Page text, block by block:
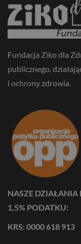
Fundacja Ziko dla
publicznego,
i ochrony zdrowia.
NASZE DZIAŁANIA
1,5% PODATKU:
KRS: 0000 618 913